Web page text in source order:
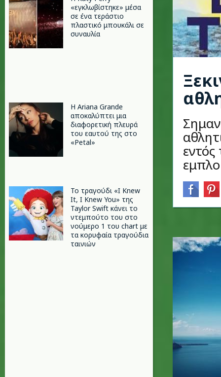
«εγκλωβίστηκε» μέσα
σε ένα τεράστιο
πλαστικό μπουκάλι σε
συναυλία
Η Ariana Grande
αποκαλύπτει μια
διαφορετική πλευρά
του εαυτού της στο
«Petal»
Το τραγούδι «I Knew
It, I Knew You» της
Taylor Swift κάνει το
ντεμπούτο του στο
νούμερο 1 του chart με
τα κορυφαία τραγούδια
ταινιών